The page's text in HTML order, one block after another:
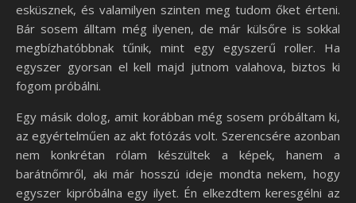
esküsznek, és valamilyen szinten meg tudom őket érteni.
Bár sosem álltam még ilyenen, de már külsőre is sokkal
megbízhatóbbnak tűnik, mint egy egyszerű roller. Ha
egyszer gyorsan el kell majd jutnom valahova, biztos ki
fogom próbálni.
Egy másik dolog, amit korábban még sosem próbáltam ki,
az egyértelműen az akt fotózás volt. Szerencsére azonban
nem konkrétan rólam készültek a képek, hanem a
barátnőmről, aki már hosszú ideje mondta nekem, hogy
egyszer kipróbálna egy ilyet. Én elkezdtem keresgélni az